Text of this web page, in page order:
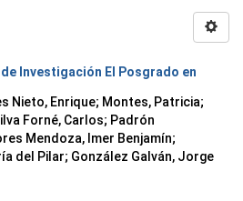
Investigación El Posgrado en
Nieto, Enrique; Montes, Patricia;
Forné, Carlos; Padrón
Mendoza, Imer Benjamín;
del Pilar; González Galván, Jorge